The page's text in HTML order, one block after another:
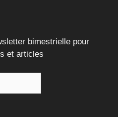
bimestrielle pour
et articles